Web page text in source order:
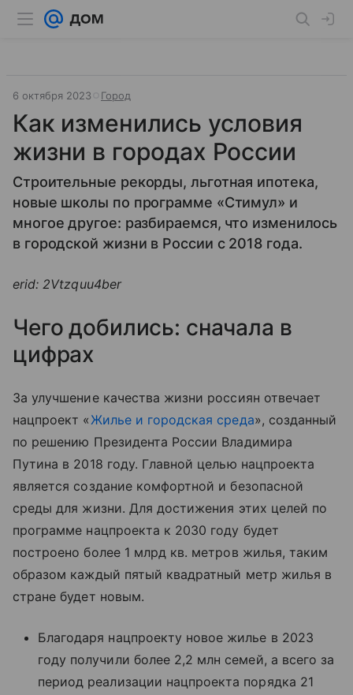
6 октября 2023 Город
Как изменились условия
жизни в городах России
Строительные рекорды, льготная ипотека,
новые школы по программе «Стимул» и
многое другое: разбираемся, что изменилось
в городской жизни в России с 2018 года.
erid: 2Vtzquu4ber
Чего добились: сначала в
цифрах
За улучшение качества жизни россиян отвечает
нацпроект «Жилье и городская среда», созданный
по решению Президента России Владимира
Путина в 2018 году. Главной целью нацпроекта
является создание комфортной и безопасной
среды для жизни. Для достижения этих целей по
программе нацпроекта к 2030 году будет
построено более 1 млрд кв. метров жилья, таким
образом каждый пятый квадратный метр жилья в
стране будет новым.
Благодаря нацпроекту новое жилье в 2023
году получили более 2,2 млн семей, а всего за
период реализации нацпроекта порядка 21